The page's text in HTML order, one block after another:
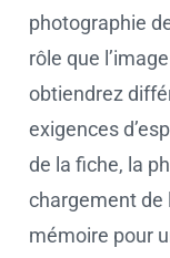
photographie
rôle que
obtiendrez
exigences
de la fiche, la
chargement de
mémoire pour